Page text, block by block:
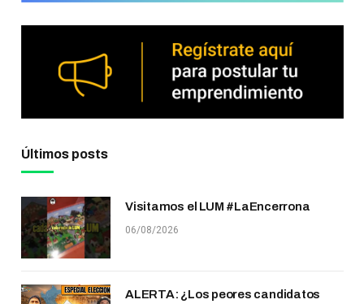
Últimos posts
Visitamos el LUM #LaEncerrona
06/08/2026
ALERTA: ¿Los peores candidatos